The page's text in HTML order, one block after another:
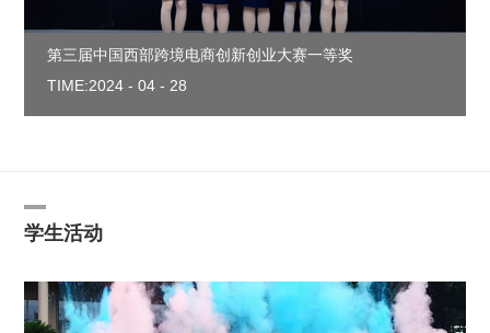
第三届中国西部跨境电商创新创业大赛一等奖
TIME:2024 - 04 - 28
学生活动